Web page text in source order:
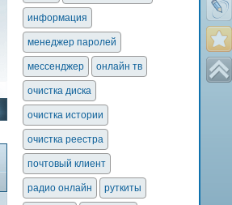
информация
менеджер паролей
мессенджер онлайн тв
очистка диска
очистка истории
очистка реестра
почтовый клиент
радио онлайн руткиты